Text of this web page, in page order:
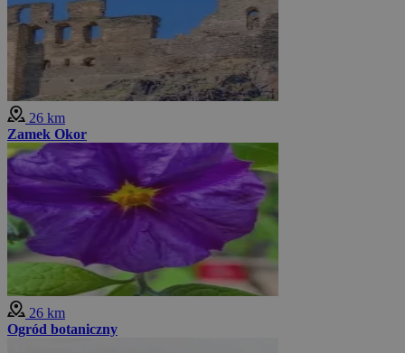
26 km
Zamek Okor
26 km
Ogród botaniczny